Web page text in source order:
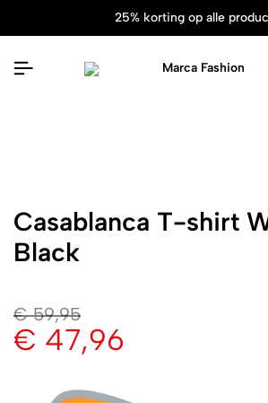
25% korting op alle
Casablanca T-shirt
Black
€59,95
€ 47,96